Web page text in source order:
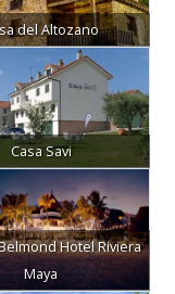
del Altozano
Casa Savi
Hotel Riviera
Maya